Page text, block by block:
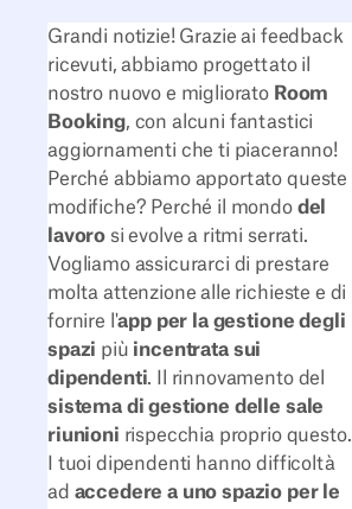
Grandi notizie! Grazie ai feedback
ricevuti, abbiamo progettato il
nostro nuovo e migliorato Room
Booking, con alcuni fantastici
aggiornamenti che ti piaceranno!
Perché abbiamo apportato queste
modifiche? Perché il mondo del
lavoro si evolve a ritmi serrati.
Vogliamo assicurarci di prestare
molta attenzione alle richieste e di
fornire l'app per la gestione degli
spazi più incentrata sui
dipendenti. Il rinnovamento del
sistema di gestione delle sale
riunioni rispecchia proprio questo.
I tuoi dipendenti hanno difficoltà
ad accedere a uno spazio per le